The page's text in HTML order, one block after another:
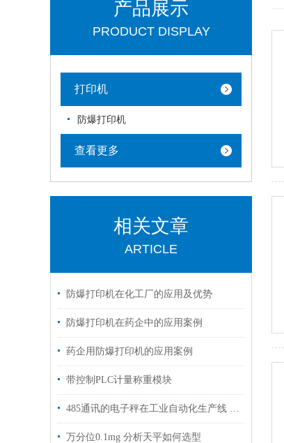
产品展示
PRODUCT DISPLAY
打印机
防爆打印机
查看更多
相关文章
ARTICLE
防爆打印机在化工厂的应用及优势
防爆打印机在药企中的应用案例
药企用防爆打印机的应用案例
带控制PLC计量称重模块
485通讯的电子秤在工业自动化生产线 多站式配料系统中的应用
万分位0.1mg 分析天平如何选型